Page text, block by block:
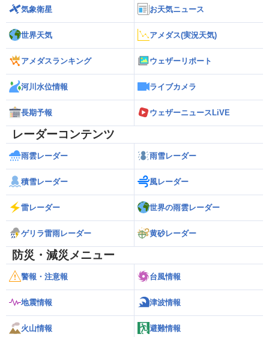
気象衛星 お天気ニュース
世界天気 アメダス(実況天気)
アメダスランキング ウェザーリポート
河川水位情報 ライブカメラ
長期予報 ウェザーニュースLiVE
レーダーコンテンツ
雨雲レーダー 雨雪レーダー
積雪レーダー 風レーダー
雷レーダー 世界の雨雲レーダー
ゲリラ雷雨レーダー 黄砂レーダー
防災・減災メニュー
警報・注意報 台風情報
地震情報 津波情報
火山情報 避難情報